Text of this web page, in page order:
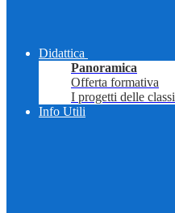
Didattica
Panoramica
Offerta formativa
I progetti delle classi
Info Utili